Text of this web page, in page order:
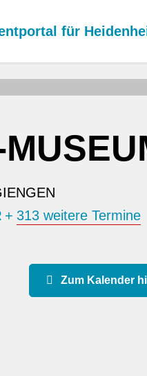
für
+ 313 weitere Termine
Zum Kalender